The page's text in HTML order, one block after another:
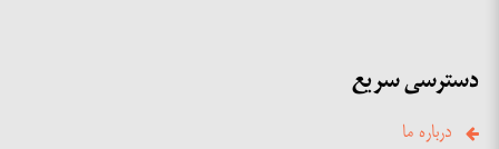
دسترسی سریع
درباره ما